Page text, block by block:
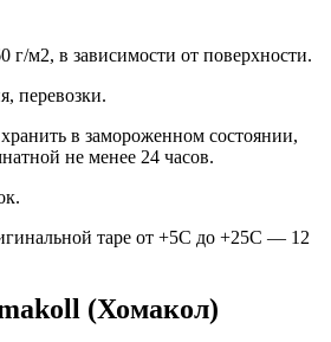
г/м2, в зависимости от поверхности.
перевозки.
в замороженном состоянии,
не менее 24 часов.
таре от +5С до +25С — 12
(Хомакол)